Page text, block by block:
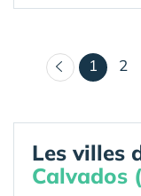
1 2
Les villes
Calvados